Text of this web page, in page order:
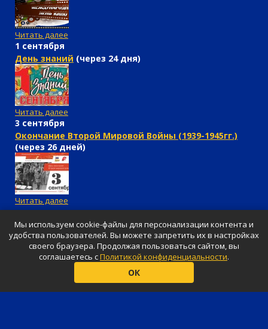
Читать далее
1 сентября
День знаний (через 24 дня)
Читать далее
3 сентября
Окончание Второй Мировой Войны (1939-1945гг.)
(через 26 дней)
Читать далее
Ваш праздник будет незабываемым
Представленные цены не являются публичной и официальной
Мы используем cookie-файлы для персонализации контента и
удобства пользователей. Вы можете запретить их в настройках
своего браузера. Продолжая пользоваться сайтом, вы
соглашаетесь сПолитикой конфиденциальности.
ОК